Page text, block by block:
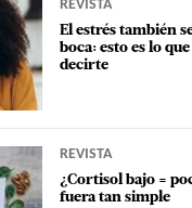
REVISTA
El estrés también
boca: esto es lo
decirte
REVISTA
¿Cortisol bajo =
fuera tan simple